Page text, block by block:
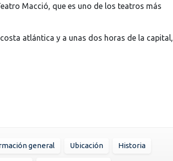
Macció, que es uno de los teatros más
atlántica y a unas dos horas de la capital,
general Ubicación Historia